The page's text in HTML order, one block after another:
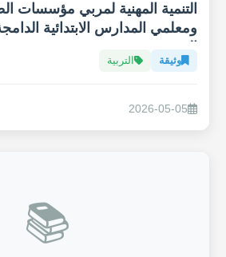
التنمية المهنية لمربي مؤسسات
ومعلمي المدارس الابتدائية
وثيقة التربية
2026-05-05
📚